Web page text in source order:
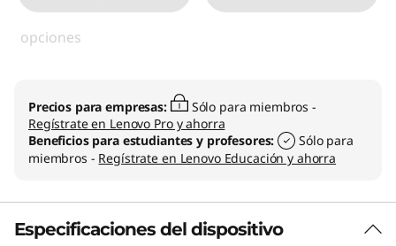
opciones
Precios para empresas:
Sólo para miembros -
Regístrate en Lenovo Pro y ahorra
Beneficios para estudiantes y profesores:
Sólo para
miembros - Regístrate en Lenovo Educación y ahorra
Especificaciones del dispositivo